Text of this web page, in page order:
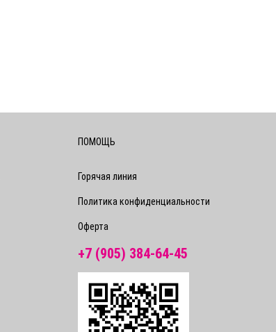
ПОМОЩЬ
Горячая линия
Политика конфиденциальности
Оферта
+7 (905) 384-64-45